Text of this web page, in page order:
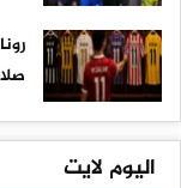
اليوم لايت